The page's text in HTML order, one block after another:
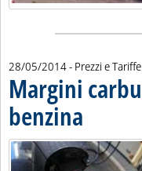
28/05/2014- Prezzi e
Margini
benzina . Pubblicata